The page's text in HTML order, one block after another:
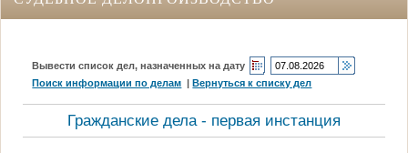
Вывести список дел, назначенных на дату
Поиск информации по делам |Вернуться к списку дел
Гражданские дела - первая инстанция